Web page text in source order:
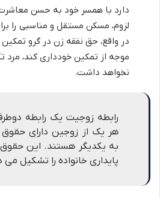
دارد با همسر خود به حسن
لزوم، مسکن مستقل و مناسبی را
در واقع، حق نفقه زن در گرو
موجه از تمکین خودداری کند، مرد
نخواهد داشت.
رابطه زوجیت یک رابطه
هر یک از زوجین دارای
به یکدیگر هستند. این
پایداری خانواده را تشکیل